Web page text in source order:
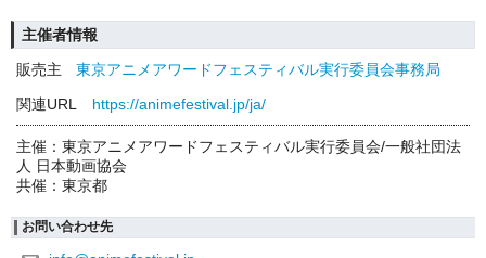
主催者情報
販売主
東京アニメアワードフェスティバル実行委員会事務局
関連URL
https://animefestival.jp/ja/
主催：東京アニメアワードフェスティバル実行委員会/一般社団法
人 日本動画協会
共催：東京都
お問い合わせ先